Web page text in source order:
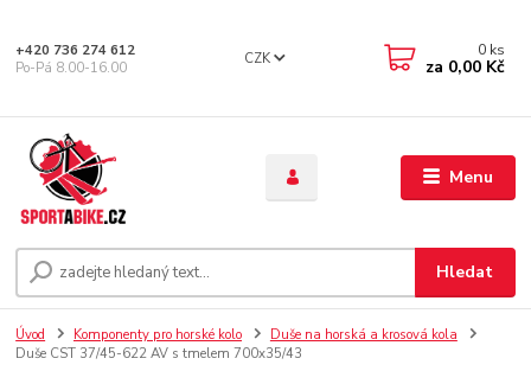
Menu
CZK
Hledat
+420 736 274 612
Po-Pá 8.00-16.00
0 ks
za 0,00 Kč
Úvod Komponenty pro horské kolo
Duše na horská a krosová kola
Duše CST 37/45-622 AV s tmelem 700x35/43